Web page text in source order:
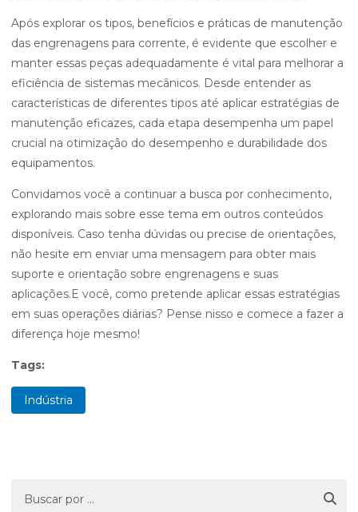
Após explorar os tipos, benefícios e práticas de manutenção
das engrenagens para corrente, é evidente que escolher e
manter essas peças adequadamente é vital para melhorar a
eficiência de sistemas mecânicos. Desde entender as
características de diferentes tipos até aplicar estratégias de
manutenção eficazes, cada etapa desempenha um papel
crucial na otimização do desempenho e durabilidade dos
equipamentos.
Convidamos você a continuar a busca por conhecimento,
explorando mais sobre esse tema em outros conteúdos
disponíveis. Caso tenha dúvidas ou precise de orientações,
não hesite em enviar uma mensagem para obter mais
suporte e orientação sobre engrenagens e suas
aplicações.E você, como pretende aplicar essas estratégias
em suas operações diárias? Pense nisso e comece a fazer a
diferença hoje mesmo!
Tags:
Indústria